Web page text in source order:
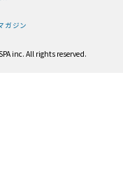
ガジン
inc. All rights reserved.